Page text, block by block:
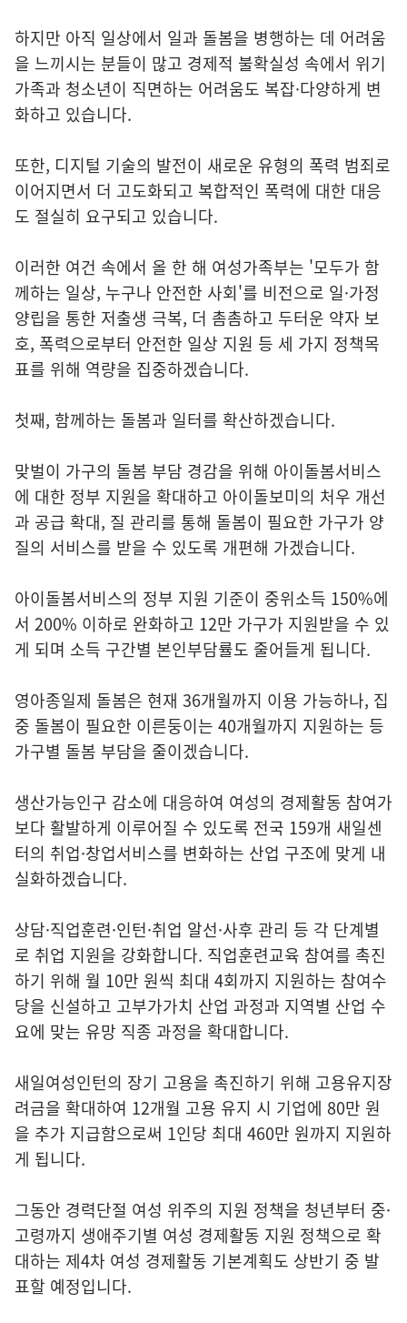
하지만 아직 일상에서 일과 돌봄을 병행하는 데 어려움
을 느끼시는 분들이 많고 경제적 불확실성 속에서 위기
가족과 청소년이 직면하는 어려움도 복잡·다양하게 변
화하고 있습니다.
또한, 디지털 기술의 발전이 새로운 유형의 폭력 범죄로
이어지면서 더 고도화되고 복합적인 폭력에 대한 대응
도 절실히 요구되고 있습니다.
이러한 여건 속에서 올 한 해 여성가족부는 '모두가 함
께하는 일상, 누구나 안전한 사회'를 비전으로 일·가정
양립을 통한 저출생 극복, 더 촘촘하고 두터운 약자 보
호, 폭력으로부터 안전한 일상 지원 등 세 가지 정책목
표를 위해 역량을 집중하겠습니다.
첫째, 함께하는 돌봄과 일터를 확산하겠습니다.
맞벌이 가구의 돌봄 부담 경감을 위해 아이돌봄서비스
에 대한 정부 지원을 확대하고 아이돌보미의 처우 개선
과 공급 확대, 질 관리를 통해 돌봄이 필요한 가구가 양
질의 서비스를 받을 수 있도록 개편해 가겠습니다.
아이돌봄서비스의 정부 지원 기준이 중위소득 150%에
서 200% 이하로 완화하고 12만 가구가 지원받을 수 있
게 되며 소득 구간별 본인부담률도 줄어들게 됩니다.
영아종일제 돌봄은 현재 36개월까지 이용 가능하나, 집
중 돌봄이 필요한 이른둥이는 40개월까지 지원하는 등
가구별 돌봄 부담을 줄이겠습니다.
생산가능인구 감소에 대응하여 여성의 경제활동 참여가
보다 활발하게 이루어질 수 있도록 전국 159개 새일센
터의 취업·창업서비스를 변화하는 산업 구조에 맞게 내
실화하겠습니다.
상담·직업훈련·인턴·취업 알선·사후 관리 등 각 단계별
로 취업 지원을 강화합니다. 직업훈련교육 참여를 촉진
하기 위해 월 10만 원씩 최대 4회까지 지원하는 참여수
당을 신설하고 고부가가치 산업 과정과 지역별 산업 수
요에 맞는 유망 직종 과정을 확대합니다.
새일여성인턴의 장기 고용을 촉진하기 위해 고용유지장
려금을 확대하여 12개월 고용 유지 시 기업에 80만 원
을 추가 지급함으로써 1인당 최대 460만 원까지 지원하
게 됩니다.
그동안 경력단절 여성 위주의 지원 정책을 청년부터 중·
고령까지 생애주기별 여성 경제활동 지원 정책으로 확
대하는 제4차 여성 경제활동 기본계획도 상반기 중 발
표할 예정입니다.